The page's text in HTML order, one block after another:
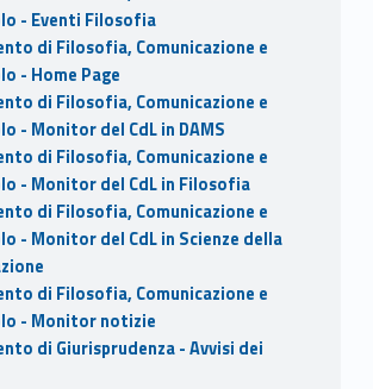
- Eventi Filosofia
di Filosofia, Comunicazione e
- Home Page
di Filosofia, Comunicazione e
- Monitor del CdL in DAMS
di Filosofia, Comunicazione e
- Monitor del CdL in Filosofia
di Filosofia, Comunicazione e
- Monitor del CdL in Scienze della
di Filosofia, Comunicazione e
- Monitor notizie
di Giurisprudenza - Avvisi dei